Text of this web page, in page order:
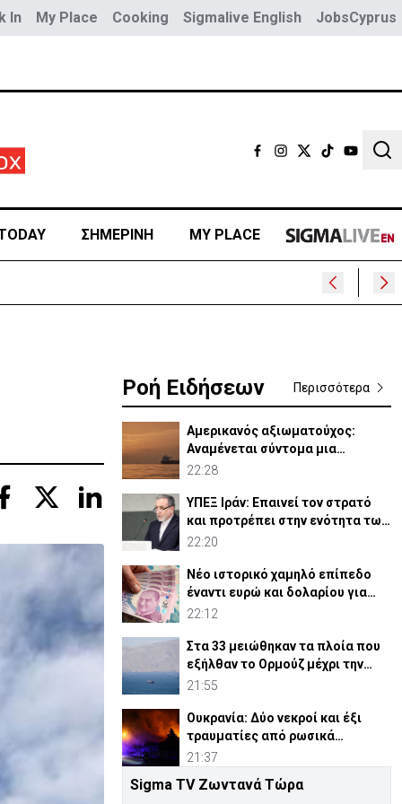
In My Place Cooking Sigmalive English JobsCyprus
ΣΗΜΕΡΙΝΗ MY PLACE
Ροή Ειδήσεων Περισσότερα
Αμερικανός αξιωματούχος:
Αναμένεται σύντομα μια
συμφωνία για Ορμούζ
22:28
ΥΠΕΞ Ιράν: Επαινεί τον στρατό
και προτρέπει στην ενότητα των
μουσουλμάνων
22:20
Νέο ιστορικό χαμηλό επίπεδο
έναντι ευρώ και δολαρίου για
τουρκική λίρα
22:12
Στα 33 μειώθηκαν τα πλοία που
εξήλθαν το Ορμούζ μέχρι την
Πέμπτη
21:55
Ουκρανία: Δύο νεκροί και έξι
τραυματίες από ρωσικά
πλήγματα
21:37
ΗΠΑ: Η Γερουσία ενέκρινε νέες
Sigma TV Ζωντανά Τώρα